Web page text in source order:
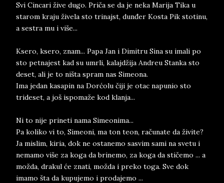
Svi Cincari žive dugo. Priča se da je neka Marija Tika u
starom kraju živela sto trinajst, dunđer Kosta Pik stotinu,
a sestra mu i više...
Ksero, ksero, znam... Papa Jan i Dimitru Sina su imali po
sto petnajest kad su umrli, kalajdžija Andreu Stanka sto
deset, ali je to ništa spram nas Simeona.
Ima jedan kasapin na Dorćolu čiji je otac napunio sto
trideset, a još ispomaže kod klanja...
Ni to nije prineti nama Simeonima...
Pa koliko vi to, Simeoni, ma ton teon, računate da živite?
Ja mislim, kiria, dok ne ostanemo sasvim sami na svetu i
nemamo više za koga da brinemo, za koga da stičemo ... a
možda, drakul će znati, možda i preko toga. Sve dok
imamo šta da kupujemo i prodajemo ...